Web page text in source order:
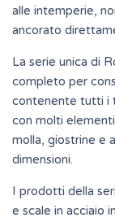
alle intemperie,
ancorato
La serie unica di
completo per
contenente tutti i
con molti
molla, giostrine e
dimensioni.
I prodotti della
e scale in acciaio